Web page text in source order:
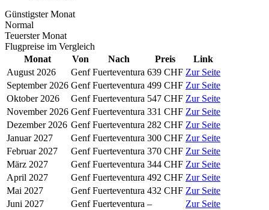
Günstigster Monat
Normal
Teuerster Monat
Flugpreise im Vergleich
Monat
Von Nach Preis
Link
August 2026
Genf Fuerteventura 639 CHF Zur Seite
September 2026 Genf Fuerteventura 499 CHF Zur Seite
Oktober 2026
Genf Fuerteventura 547 CHF Zur Seite
November 2026 Genf Fuerteventura 331 CHF Zur Seite
Dezember 2026 Genf Fuerteventura 282 CHF Zur Seite
Januar 2027
Genf Fuerteventura 300 CHF Zur Seite
Februar 2027
Genf Fuerteventura 370 CHF Zur Seite
März 2027
Genf Fuerteventura 344 CHF Zur Seite
April 2027
Genf Fuerteventura 492 CHF Zur Seite
Mai 2027
Genf Fuerteventura 432 CHF Zur Seite
Juni 2027
Genf Fuerteventura –
Zur Seite